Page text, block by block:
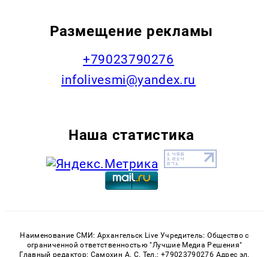
Размещение рекламы
+79023790276
infolivesmi@yandex.ru
Наша статистика
Наименование СМИ: Архангельск Live Учредитель: Общество с
ограниченной ответственностью "Лучшие Медиа Решения"
Главный редактор: Самохин А. С. Тел.: +79023790276 Адрес эл.